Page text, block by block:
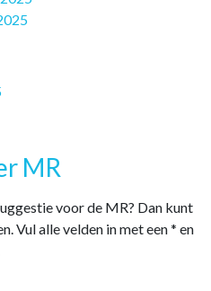
MR
voor de MR? Dan kunt
Vul alle velden in met een * en